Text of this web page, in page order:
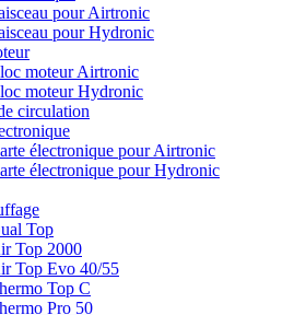
pour Airtronic
pour Hydronic
moteur Airtronic
moteur Hydronic
circulation
électronique pour Airtronic
électronique pour Hydronic
Top
Top 2000
Top Evo 40/55
Top C
Pro 50